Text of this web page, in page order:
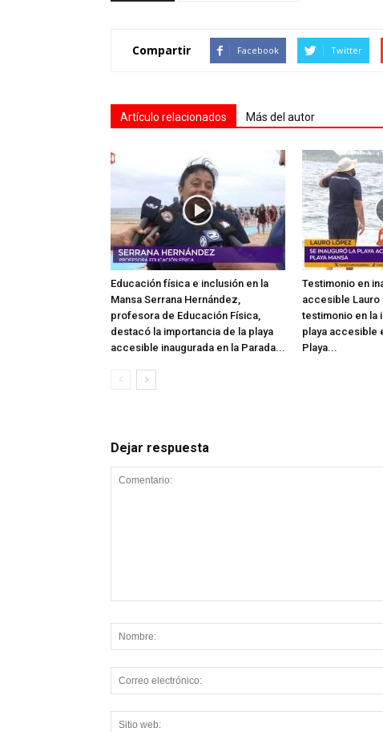
Compartir Facebook Twitter
Artículo relacionados Más del autor
Educación física e inclusión en la
Mansa Serrana Hernández,
profesora de Educación Física,
destacó la importancia de la playa
accesible inaugurada en la Parada...
Testimonio en
accesible
testimonio en la
playa accesible
Playa...
Dejar respuesta